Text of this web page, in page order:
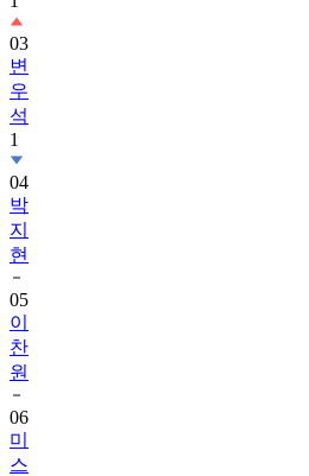
03
변
우
석
1
04
박
지
현
05
이
찬
원
06
미
스